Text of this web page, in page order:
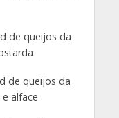
de queijos da
de queijos da
alface